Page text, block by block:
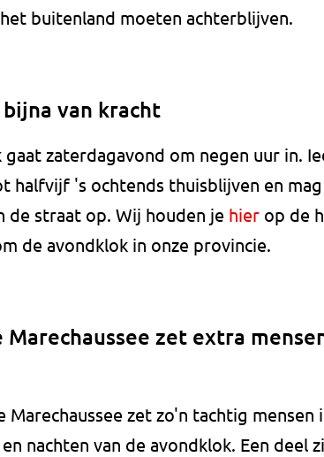
buitenland moeten achterblijven.
van kracht
gaat zaterdagavond om negen uur in.
halfvijf 's ochtends thuisblijven en
de straat op. Wij houden je hier op de
de avondklok in onze provincie.
Marechaussee zet extra
Marechaussee zet zo'n tachtig
nachten van de avondklok. Een deel